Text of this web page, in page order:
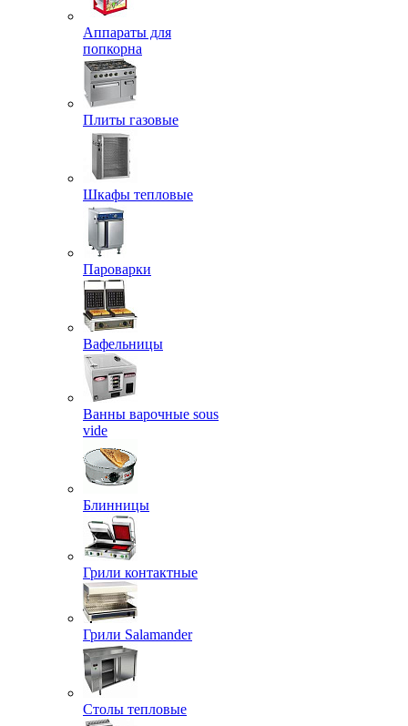
Аппараты для
попкорна
Плиты газовые
Шкафы тепловые
Пароварки
Вафельницы
Ванны варочные sous
vide
Блинницы
Грили контактные
Грили Salamander
Столы тепловые